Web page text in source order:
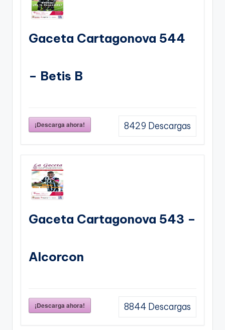
Gaceta Cartagonova 544
– Betis B
¡Descarga ahora! 8429 Descargas
Gaceta Cartagonova 543 –
Alcorcon
¡Descarga ahora! 8844 Descargas